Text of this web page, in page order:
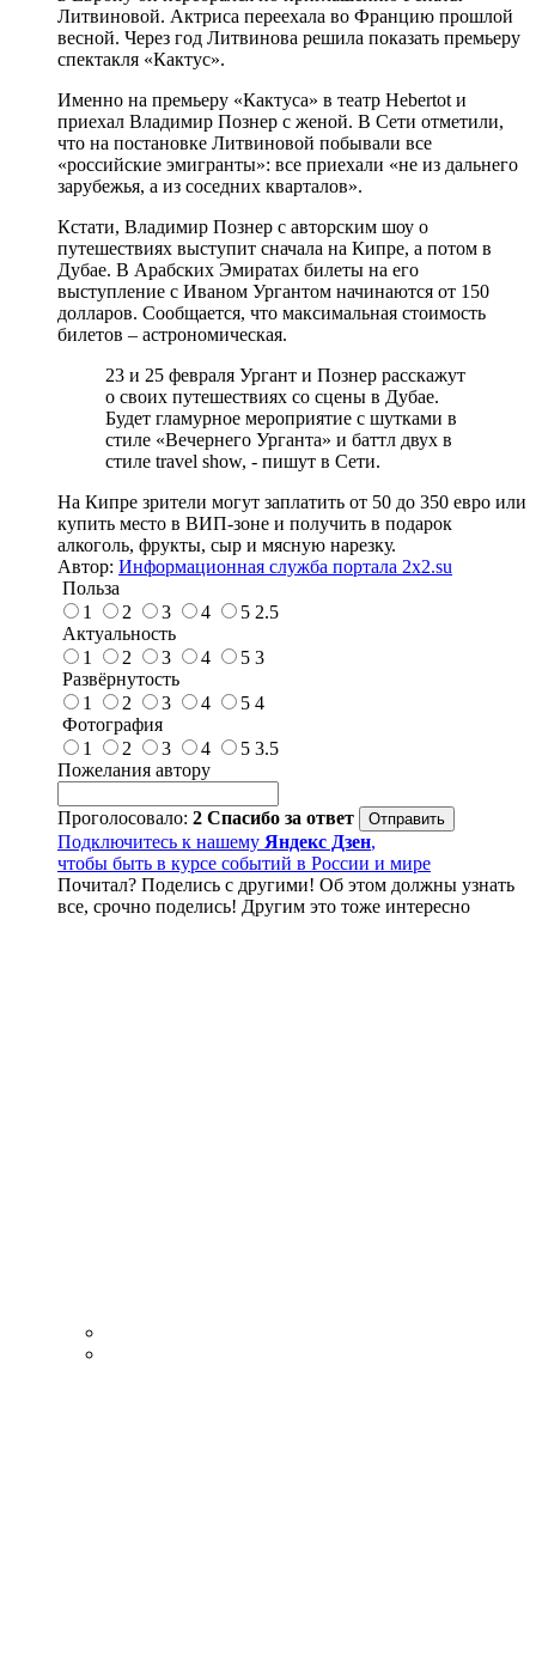
Литвиновой. Актриса переехала во Францию прошлой
весной. Через год Литвинова решила показать премьеру
спектакля «Кактус».
Именно на премьеру «Кактуса» в театр Hebertot и
приехал Владимир Познер с женой. В Сети отметили,
что на постановке Литвиновой побывали все
«российские эмигранты»: все приехали «не из дальнего
зарубежья, а из соседних кварталов».
Кстати, Владимир Познер с авторским шоу о
путешествиях выступит сначала на Кипре, а потом в
Дубае. В Арабских Эмиратах билеты на его
выступление с Иваном Ургантом начинаются от 150
долларов. Сообщается, что максимальная стоимость
билетов – астрономическая.
23 и 25 февраля Ургант и Познер расскажут
о своих путешествиях со сцены в Дубае.
Будет гламурное мероприятие с шутками в
стиле «Вечернего Урганта» и баттл двух в
стиле travel show, - пишут в Сети.
На Кипре зрители могут заплатить от 50 до 350 евро или
купить место в ВИП-зоне и получить в подарок
алкоголь, фрукты, сыр и мясную нарезку.
Автор: Информационная служба портала 2x2.su
Польза
1
2 3 4 5 2.5
Актуальность
1
2 3 4 5 3
Развёрнутость
1
2 3 4 5 4
Фотография
1
2 3 4 5 3.5
Пожелания автору
Проголосовало: 2 Спасибо за ответ
Подключитесь к нашему Яндекс Дзен,
чтобы быть в курсе событий в России и мире
Почитал? Поделись с другими! Об этом должны узнать
все, срочно поделись! Другим это тоже интересно